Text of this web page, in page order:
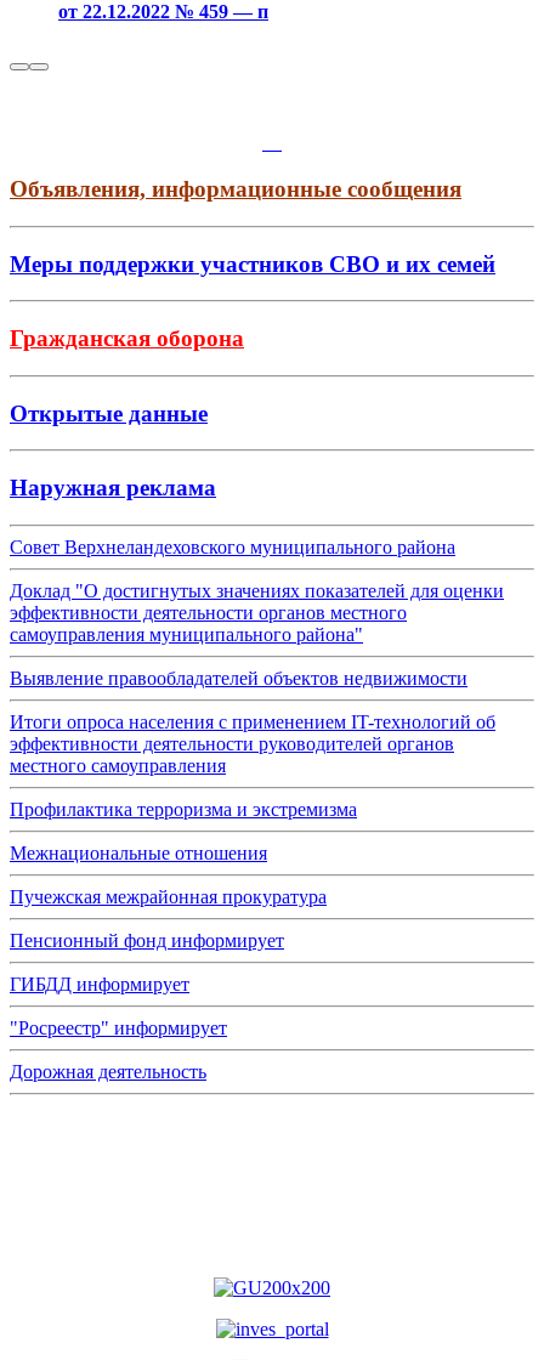
от 22.12.2022 № 459 — п
Объявления, информационные сообщения
Меры поддержки участников СВО и их семей
Гражданская оборона
Открытые данные
Наружная реклама
Совет Верхнеландеховского муниципального района
Доклад "О достигнутых значениях показателей для оценки
эффективности деятельности органов местного
самоуправления муниципального района"
Выявление правообладателей объектов недвижимости
Итоги опроса населения с применением IT-технологий об
эффективности деятельности руководителей органов
местного самоуправления
Профилактика терроризма и экстремизма
Межнациональные отношения
Пучежская межрайонная прокуратура
Пенсионный фонд информирует
ГИБДД информирует
"Росреестр" информирует
Дорожная деятельность